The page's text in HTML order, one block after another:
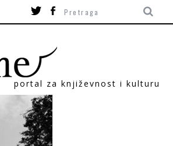
portal za književnost i kulturu